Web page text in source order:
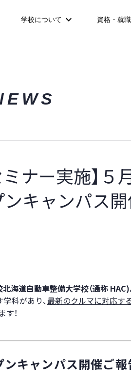
学校について 資格・就職
ナー実施】５
ンキャンパス
海道自動車整備大学校（通称 HAC)
科があり、最新のクルマに対応す
す！
ンキャンパス開催ご